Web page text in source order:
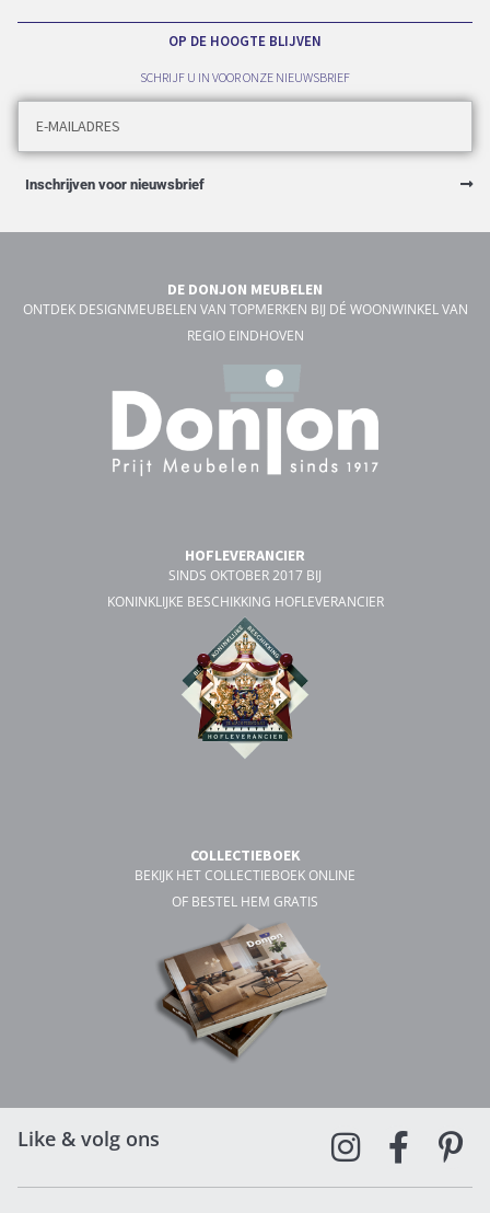
OP DE HOOGTE BLIJVEN
SCHRIJF U IN VOOR ONZE NIEUWSBRIEF
Inschrijven voor nieuwsbrief
DE DONJON MEUBELEN
ONTDEK DESIGNMEUBELEN VAN TOPMERKEN BIJ DÉ WOONWINKEL VAN
REGIO EINDHOVEN
HOFLEVERANCIER
SINDS OKTOBER 2017 BIJ
KONINKLIJKE BESCHIKKING HOFLEVERANCIER
COLLECTIEBOEK
BEKIJK HET COLLECTIEBOEK ONLINE
OF BESTEL HEM GRATIS
Like & volg ons